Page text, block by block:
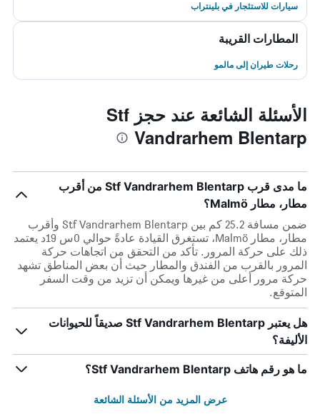
سيارات للاستئجار في بلينتراب
المطارات القريبة
رحلات طيران إلى مالمو
الأسئلة الشائعة عند حجز Stf
Vandrarhem Blentarp
ما مدى قرب Stf Vandrarhem Blentarp من أقرب
مطار، مطار Malmö؟
ضمن مسافة 25.2 كم بين Stf Vandrarhem Blentarp وأقرب
مطار، مطار Malmö، تستغرق القيادة عادةً حوالي 0س 19د يعتمد
ذلك على حركة المرور. تأكد من التحقق من اتجاهات حركة
المرور بالقرب من الفندق والمطار حيث أن بعض المناطق تشهد
حركة مرور أعلى من غيرها ويمكن أن تزيد من وقت السفر
المتوقع.
هل يعتبر Stf Vandrarhem Blentarp صديقاً للحيوانات
الأليفة؟
ما هو رقم هاتف Stf Vandrarhem Blentarp؟
عرض المزيد من الأسئلة الشائعة